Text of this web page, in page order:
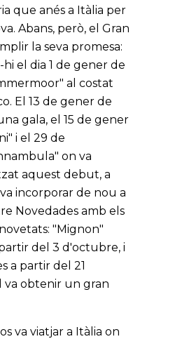
que anés a Itàlia per
Abans, però, el Gran
la seva promesa:
el dia 1 de gener de
al costat
El 13 de gener de
gala, el 15 de gener
i el 29 de
on va
aquest debut, a
incorporar de nou a
Novedades amb els
"Mignon"
del 3 d'octubre, i
a partir del 21
obtenir un gran
va viatjar a Itàlia on